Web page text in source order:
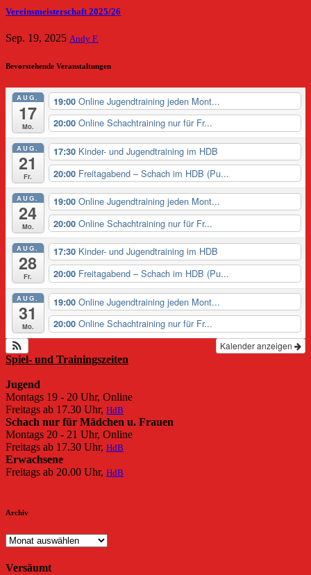
Vereinsmeisterschaft 2025/26
Sep. 19, 2025 Andy F.
Bevorstehende Veranstaltungen
AUG.
17
Mo.
19:00 Online Jugendtraining jeden Mont...
20:00 Online Schachtraining nur für Fr...
AUG.
21
Fr.
17:30 Kinder- und Jugendtraining im HDB
20:00 Freitagabend – Schach im HDB (Pu...
AUG.
24
Mo.
19:00 Online Jugendtraining jeden Mont...
20:00 Online Schachtraining nur für Fr...
AUG.
28
Fr.
17:30 Kinder- und Jugendtraining im HDB
20:00 Freitagabend – Schach im HDB (Pu...
AUG.
31
Mo.
19:00 Online Jugendtraining jeden Mont...
20:00 Online Schachtraining nur für Fr...
Kalender anzeigen
Spiel- und Trainingszeiten
Jugend
Montags 19 - 20 Uhr, Online
Freitags ab 17.30 Uhr, HdB
Schach nur für Mädchen u. Frauen
Montags 20 - 21 Uhr, Online
Freitags ab 17.30 Uhr, HdB
Erwachsene
Freitags ab 20.00 Uhr, HdB
Archiv
Archiv
Versäumt